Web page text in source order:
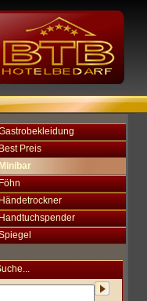
Preis
Minibar